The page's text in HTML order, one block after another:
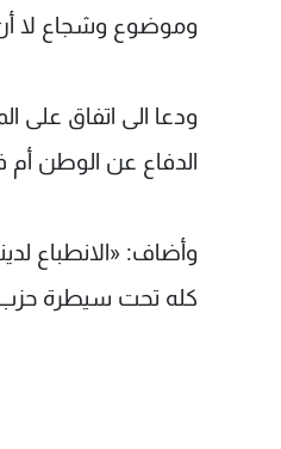
وموضوع وشجاع لا
ودعا الى اتفاق على
الدفاع عن الوطن أم
وأضاف: «الانطباع
كله تحت سيطرة حزب